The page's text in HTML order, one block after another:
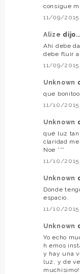
consigue
11/09/2015
Alize
Ahí debe
debe fluir
11/09/2015
Unknown
que
11/10/2015
Unknown
qué luz tan
claridad
Noe ***
11/10/2015
Unknown
Dónde
espacio.
11/10/2015
Unknown
Yo echo
h emos
y hay una
luz, y de